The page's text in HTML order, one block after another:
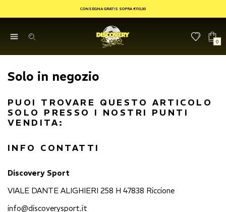
CONSEGNA GRATIS SOPRA €110,00
0
Solo in negozio
PUOI TROVARE QUESTO ARTICOLO
SOLO PRESSO I NOSTRI PUNTI
VENDITA:
INFO CONTATTI
Discovery Sport
VIALE DANTE ALIGHIERI 258 H 47838 Riccione
info@discoverysport.it